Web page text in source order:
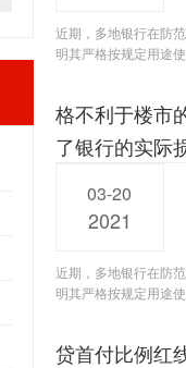
近期，多地银行在防
明其严格按规定用途
格不利于楼市
了银行的实际
03-20
2021
近期，多地银行在防
明其严格按规定用途
贷首付比例红